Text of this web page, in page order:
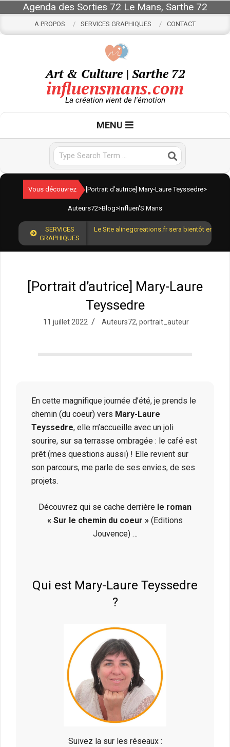
content
Agenda des Sorties 72 Le Mans, Sarthe 72
A PROPOS SERVICES GRAPHIQUES CONTACT
Art & Culture | Sarthe 72
influensmans.com
La création vient de l'émotion
MENU
Vous découvrez [Portrait d’autrice] Mary-Laure Teyssedre>
Auteurs72>Blog>Influen'S Mans
SERVICES
GRAPHIQUES
Le Site alinegcreations.fr sera bientôt en
[Portrait d’autrice] Mary-Laure
Teyssedre
11 juillet 2022 Auteurs72, portrait_auteur
En cette magnifique journée d’été, je prends le
chemin (du coeur) vers Mary-Laure
Teyssedre, elle m’accueille avec un joli
sourire, sur sa terrasse ombragée : le café est
prêt (mes questions aussi) ! Elle revient sur
son parcours, me parle de ses envies, de ses
projets.
Découvrez qui se cache derrière le roman
« Sur le chemin du coeur » (Editions
Jouvence) …
Qui est Mary-Laure Teyssedre
?
Suivez la sur les réseaux :